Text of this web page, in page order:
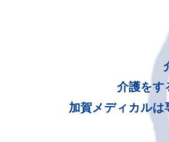
介護をす
加賀メディカル